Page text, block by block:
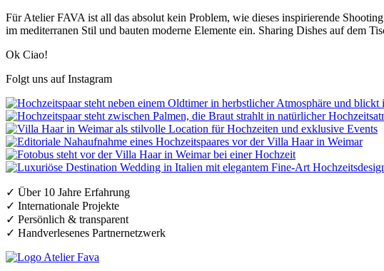
Für Atelier FAVA ist all das absolut kein Problem, wie dieses inspirierende
im mediterranen Stil und bauten moderne Elemente ein. Sharing Dishes auf dem
Ok Ciao!
Folgt uns auf Instagram
✓ Über 10 Jahre Erfahrung
✓ Internationale Projekte
✓ Persönlich & transparent
✓ Handverlesenes Partnernetzwerk